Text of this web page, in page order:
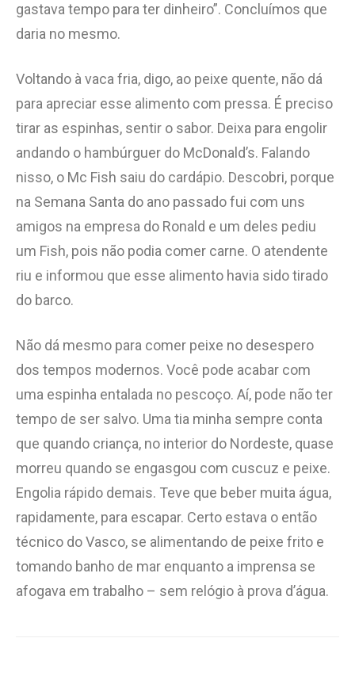
gastava tempo para ter dinheiro”. Concluímos que
daria no mesmo.
Voltando à vaca fria, digo, ao peixe quente, não dá
para apreciar esse alimento com pressa. É preciso
tirar as espinhas, sentir o sabor. Deixa para engolir
andando o hambúrguer do McDonald’s. Falando
nisso, o Mc Fish saiu do cardápio. Descobri, porque
na Semana Santa do ano passado fui com uns
amigos na empresa do Ronald e um deles pediu
um Fish, pois não podia comer carne. O atendente
riu e informou que esse alimento havia sido tirado
do barco.
Não dá mesmo para comer peixe no desespero
dos tempos modernos. Você pode acabar com
uma espinha entalada no pescoço. Aí, pode não ter
tempo de ser salvo. Uma tia minha sempre conta
que quando criança, no interior do Nordeste, quase
morreu quando se engasgou com cuscuz e peixe.
Engolia rápido demais. Teve que beber muita água,
rapidamente, para escapar. Certo estava o então
técnico do Vasco, se alimentando de peixe frito e
tomando banho de mar enquanto a imprensa se
afogava em trabalho – sem relógio à prova d’água.